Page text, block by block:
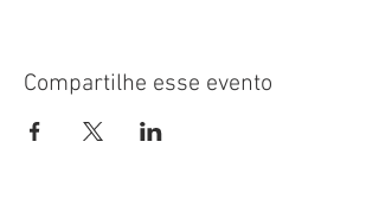
Compartilhe esse evento